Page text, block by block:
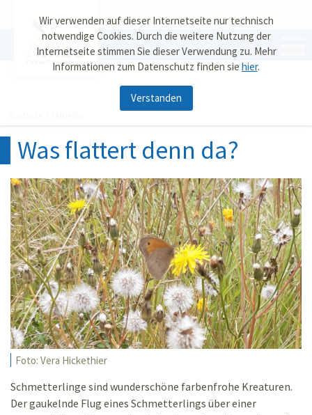
Wir verwenden auf dieser Internetseite nur technisch
notwendige Cookies. Durch die weitere Nutzung der
Internetseite stimmen Sie dieser Verwendung zu. Mehr
Informationen zum Datenschutz finden sie hier.
Verstanden
Zukunftsgarten
Was flattert denn da?
Foto: Vera Hickethier
Schmetterlinge sind wunderschöne farbenfrohe Kreaturen.
Der gaukelnde Flug eines Schmetterlings über einer